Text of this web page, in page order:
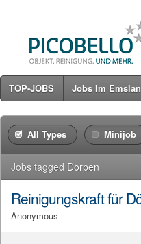
TOP-JOBS Jobs Im
All Types Minijob
Jobs tagged Dörpen
Reinigungskraft für
Anonymous